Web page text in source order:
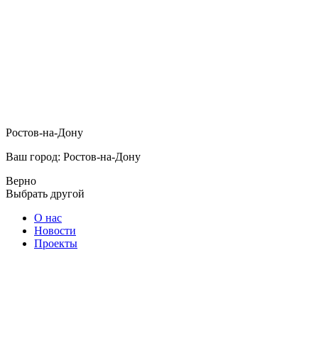
Ростов-на-Дону
Ваш город: Ростов-на-Дону
Верно
Выбрать другой
О нас
Новости
Проекты